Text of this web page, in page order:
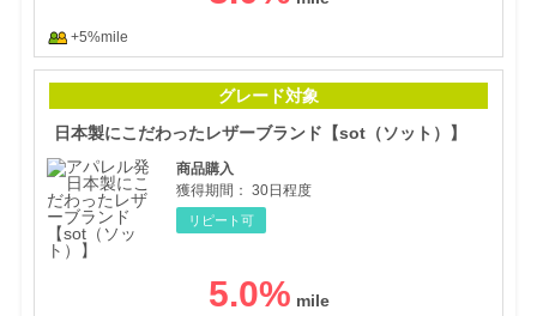
+5%mile
グレード対象
日本製にこだわったレザーブランド【sot（ソット）】
商品購入
獲得期間： 30日程度
リピート可
5.0%